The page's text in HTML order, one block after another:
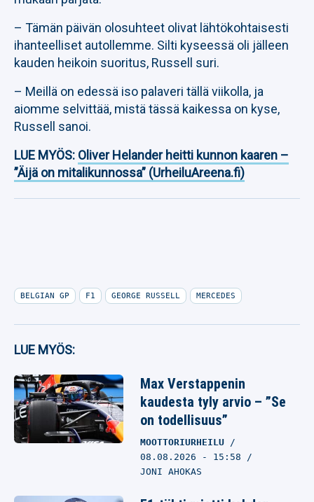
– Tämän päivän olosuhteet olivat lähtökohtaisesti
ihanteelliset autollemme. Silti kyseessä oli jälleen
kauden heikoin suoritus, Russell suri.
– Meillä on edessä iso palaveri tällä viikolla, ja
aiomme selvittää, mistä tässä kaikessa on kyse,
Russell sanoi.
LUE MYÖS: Oliver Helander heitti kunnon kaaren –
”Äijä on mitalikunnossa” (UrheiluAreena.fi)
BELGIAN GP F1 GEORGE RUSSELL MERCEDES
LUE MYÖS:
Max Verstappenin
kaudesta tyly arvio – ”Se
on todellisuus”
MOOTTORIURHEILU
08.08.2026 - 15:58
JONI AHOKAS